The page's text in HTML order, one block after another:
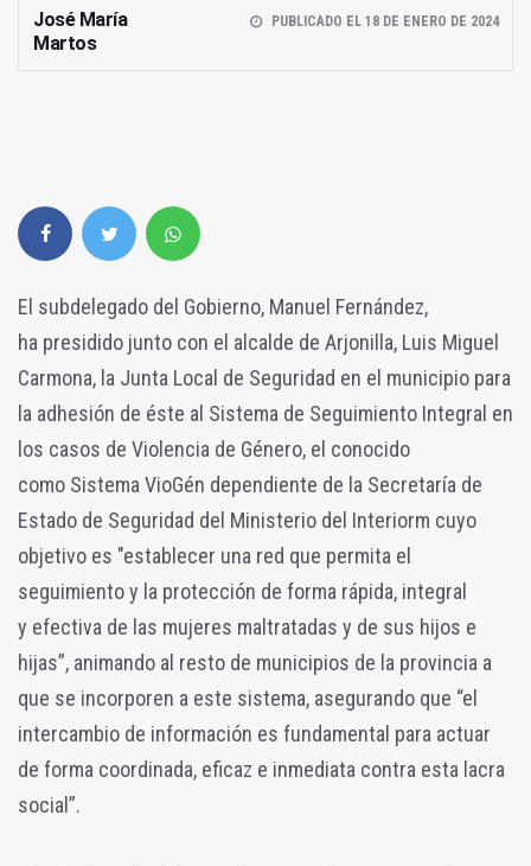
José María
Martos
PUBLICADO EL 18 DE ENERO DE 2024
El subdelegado del Gobierno, Manuel Fernández,
ha presidido junto con el alcalde de Arjonilla, Luis Miguel
Carmona, la Junta Local de Seguridad en el municipio para
la adhesión de éste al Sistema de Seguimiento Integral en
los casos de Violencia de Género, el conocido
como Sistema VioGén dependiente de la Secretaría de
Estado de Seguridad del Ministerio del Interiorm cuyo
objetivo es "establecer una red que permita el
seguimiento y la protección de forma rápida, integral
y efectiva de las mujeres maltratadas y de sus hijos e
hijas”, animando al resto de municipios de la provincia a
que se incorporen a este sistema, asegurando que “el
intercambio de información es fundamental para actuar
de forma coordinada, eficaz e inmediata contra esta lacra
social”.